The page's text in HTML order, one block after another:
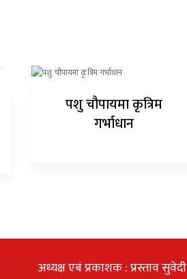
पशु चौपायमा कृत्रिम
गर्भाधान
अध्यक्ष एबं प्रकाशक : प्रस्ताव सुवेदी